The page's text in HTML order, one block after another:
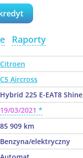
Raporty
Citroen
C5 Aircross
Hybrid 225 E-EAT8
19/03/2021
85 909 km
Benzyna/elektryczny